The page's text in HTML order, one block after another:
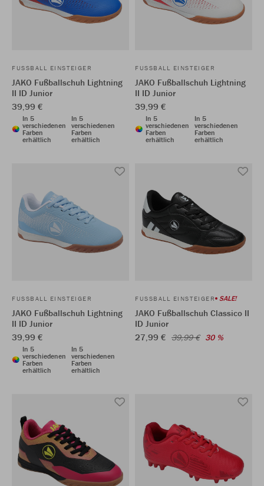
FUSSBALL EINSTEIGER
JAKO Fußballschuh Lightning
II ID Junior
39,99 €
In 5
verschiedenen
Farben
erhältlich
In 5
verschiedenen
Farben
erhältlich
FUSSBALL EINSTEIGER
JAKO Fußballschuh Lightning
II ID Junior
39,99 €
In 5
verschiedenen
Farben
erhältlich
In 5
verschiedenen
Farben
erhältlich
FUSSBALL EINSTEIGER
JAKO Fußballschuh Lightning
II ID Junior
39,99 €
In 5
verschiedenen
Farben
erhältlich
In 5
verschiedenen
Farben
erhältlich
FUSSBALL EINSTEIGER SALE!
JAKO Fußballschuh Classico II
ID Junior
27,99 € 39,99 € 30 %